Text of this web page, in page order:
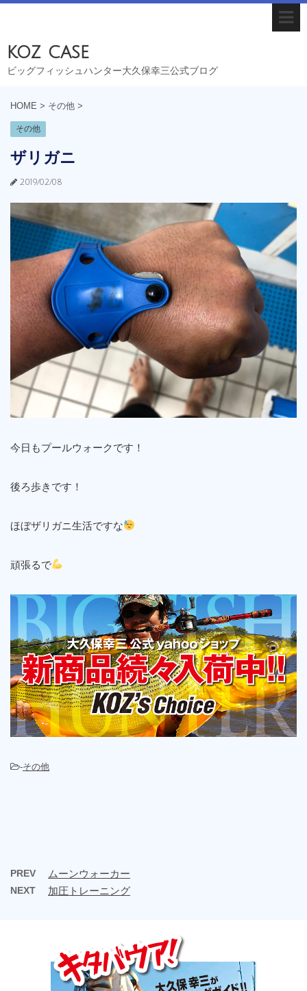
koz case
ビッグフィッシュハンター大久保幸三公式ブログ
HOME > その他 >
その他
ザリガニ
2019/02/08
今日もプールウォークです！
後ろ歩きです！
ほぼザリガニ生活ですな
頑張るで
-その他
PREV ムーンウォーカー
NEXT 加圧トレーニング